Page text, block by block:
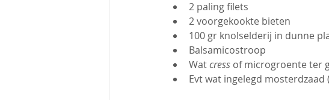
2 paling filets
2 voorgekookte bieten
100 gr knolselderij in dunne
Balsamicostroop
Wat cress of microgroente ter
Evt wat ingelegd mosterdzaad